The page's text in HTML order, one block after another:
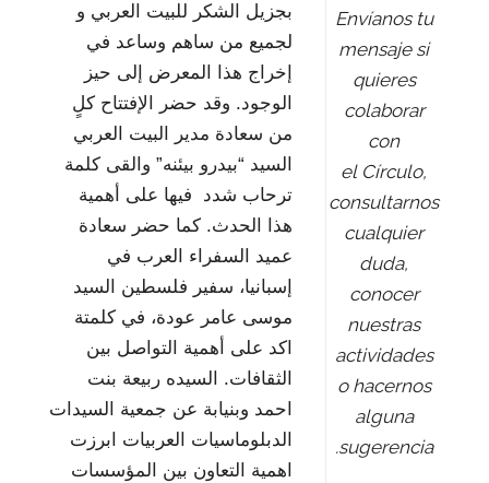
بجزيل الشكر للبيت العربي و
لجميع من ساهم وساعد في
إخراج هذا المعرض إلى حيز
الوجود. وقد حضر الإفتتاح كلٍ
من سعادة مدير البيت العربي
السيد “بيدرو بيئنه” والقى كلمة
ترحاب شدد فيها على أهمية
هذا الحدث. كما حضر سعادة
عميد السفراء العرب في
إسبانيا، سفير فلسطين السيد
موسى عامر عودة، في كلمتة
اكد على أهمية التواصل بين
الثقافات. السيده ربيعة بنت
احمد وبنيابة عن جمعية السيدات
الدبلوماسيات العربيات ابرزت
اهمية التعاون بين المؤسسات
Envíanos tu
mensaje si
quieres
colaborar
con
el Círculo,
consultarnos
cualquier
duda,
conocer
nuestras
actividades
o hacernos
alguna
sugerencia.